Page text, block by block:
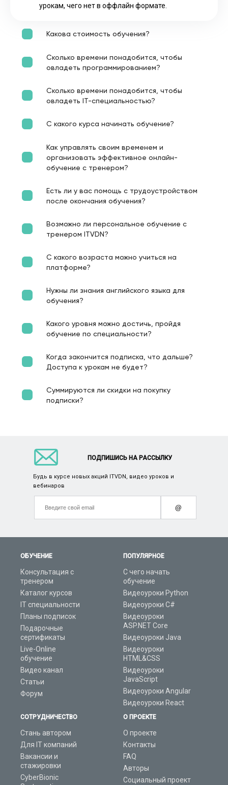
урокам, чего нет в оффлайн формате.
Какова стоимость обучения?
Сколько времени понадобится, чтобы
овладеть программированием?
Сколько времени понадобится, чтобы
овладеть IT-специальностью?
С какого курса начинать обучение?
Как управлять своим временем и
организовать эффективное онлайн-
обучение с тренером?
Есть ли у вас помощь с трудоустройством
после окончания обучения?
Возможно ли персональное обучение с
тренером ITVDN?
С какого возраста можно учиться на
платформе?
Нужны ли знания английского языка для
обучения?
Какого уровня можно достичь, пройдя
обучение по специальности?
Когда закончится подписка, что дальше?
Доступа к урокам не будет?
Суммируются ли скидки на покупку
подписки?
ОБУЧЕНИЕ
Консультация с
тренером
Каталог курсов
IT специальности
Планы подписок
Подарочные
сертификаты
Live-Online
обучение
Видео канал
Статьи
Форум
ПОПУЛЯРНОЕ
С чего начать
обучение
Видеоуроки Python
Видеоуроки C#
Видеоуроки
ASP.NET Core
Видеоуроки Java
Видеоуроки
HTML&CSS
Видеоуроки
JavaScript
Видеоуроки Angular
Видеоуроки React
СОТРУДНИЧЕСТВО
Стань автором
Для IT компаний
Вакансии и
стажировки
CyberBionic
О ПРОЕКТЕ
О проекте
Контакты
FAQ
Авторы
Социальный проект
ПОДПИШИСЬ НА РАССЫЛКУ
Будь в курсе новых акций ITVDN, видео уроков и
вебинаров
@